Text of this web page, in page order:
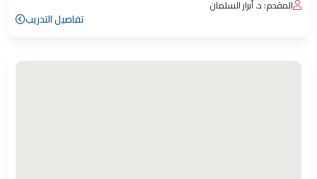
المقدم: د. أبرار السلمان
تفاصيل التدريب